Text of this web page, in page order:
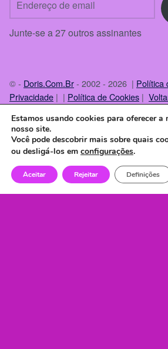
Menu
Junte-se a 27 outros assinantes
© - Doris.Com.Br- 2002 - 2026 | Política
Privacidade | | Política de Cookies |
InstagramFacebook ThreadsTikTok Back to top ↑
Estamos usando cookies para oferecer a
nosso site.
Você pode descobrir mais sobre quais
ou desligá-los em configurações.
Aceitar Rejeitar Definições